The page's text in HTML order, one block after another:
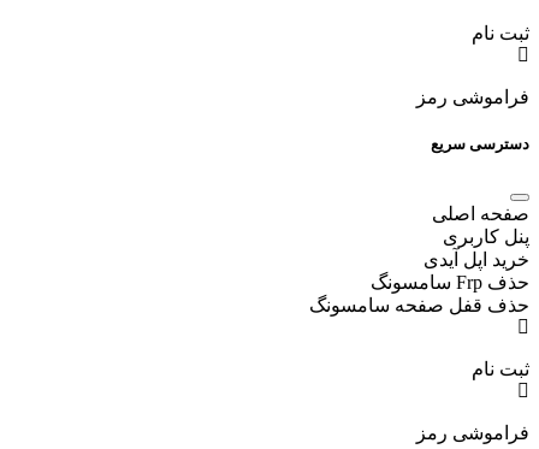
ثبت نام
فراموشی رمز
دسترسی سریع
صفحه اصلی
پنل کاربری
خرید اپل آیدی
حذف Frp سامسونگ
حذف قفل صفحه سامسونگ
ثبت نام
فراموشی رمز